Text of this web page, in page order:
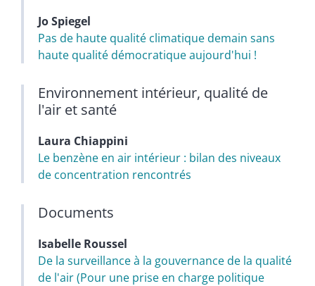
JoSpiegel
Pas de haute qualité climatique demain sans
haute qualité démocratique aujourd'hui !
Environnement intérieur, qualité de
l'air et santé
Laura Chiappini
Le benzène en air intérieur : bilan des niveaux
de concentration rencontrés
Documents
Isabelle Roussel
De la surveillance à la gouvernance de la qualité
de l'air (Pour une prise en charge politique